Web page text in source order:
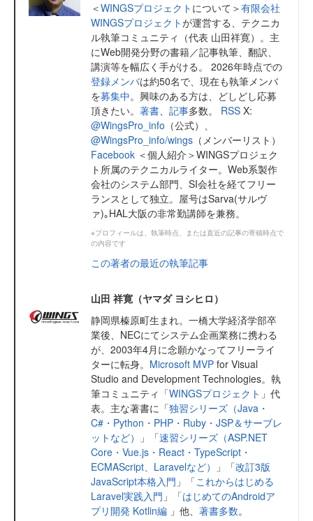
＜WINGSプロジェクト について＞有限会社
WINGSプロジェクトが運営する、テクニカ
ル執筆コミュニティ（代表 山田祥寛）。主
にWeb開発分野の書籍／記事執筆、翻訳、
講演等を幅広く手がける。 2026年時点での
登録メンバは約50名で、現在も執筆メンバ
を募集中。興味のある方は、どしどし応募
頂きたい。 著書、 記事多数。 RSS X:
@WingsPro_info （公式）、
@WingsPro_info/wings （メンバーリスト）
Facebook ＜個人紹介＞WINGSプロジェク
ト所属のテクニカルライター。Web系製作
会社のシステム部門、SI会社を経てフリー
ランスとして独立。屋号はSarva(サルヴ
ァ)｡HAL大阪の非常勤講師を兼務。
※プロフィールは、執筆時点、または直近の記事の寄稿時点で
の内容です
この著者の最近の執筆記事
山田 祥寛（ヤマダ ヨシヒロ）
静岡県榛原町生まれ。一橋大学経済学部卒
業後、NECにてシステム企画業務に携わる
が、2003年4月に念願かなってフリーライ
ターに転身。 Microsoft MVP for Visual
Studio and Development Technologies。執
筆コミュニティ「WINGSプロジェクト 」代
表。主な著書に「独習シリーズ（Java・
C#・Python・PHP・Ruby・JSP＆サーブレ
ットなど）
」「速習シリーズ（ASP.NET
Core・Vue.js・React・TypeScript・
ECMAScript、Laravelなど）
」「改訂3版
JavaScript本格入門 」「これからはじめる
Laravel実践入門 」「はじめてのAndroidア
プリ開発 Kotlin編 」他、 著書多数。